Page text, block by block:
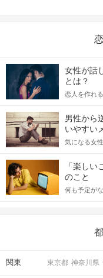
女性が話
とは？
恋人を作れ
てアプロー
格的に始め
をしっかり
記事では、
合にどのよ
男性から
いやすい
気になる女
しかし、中
っしゃるの
送るLINEで
えながら解
「楽し
のこと
何も予定が
の楽しいこ
関東 東京都 神奈川県